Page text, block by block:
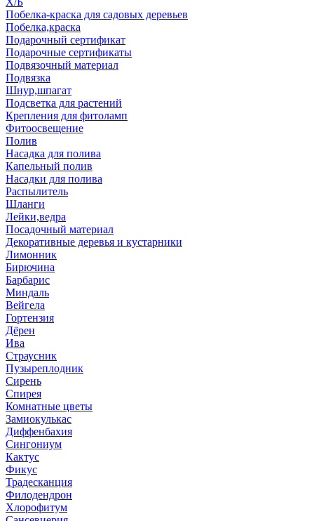
Побелка-краска для садовых деревьев
Побелка,краска
Подарочный сертификат
Подарочные сертификаты
Подвязочный материал
Подвязка
Шнур,шпагат
Подсветка для растений
Крепления для фитоламп
Фитоосвещение
Полив
Насадка для полива
Капельный полив
Насадки для полива
Распылитель
Шланги
Лейки,ведра
Посадочный материал
Декоративные деревья и кустарники
Лимонник
Бирючина
Барбарис
Миндаль
Вейгела
Гортензия
Дёрен
Ива
Страусник
Пузыреплодник
Сирень
Спирея
Комнатные цветы
Замиокулькас
Диффенбахия
Сингониум
Кактус
Фикус
Традесканция
Филодендрон
Хлорофитум